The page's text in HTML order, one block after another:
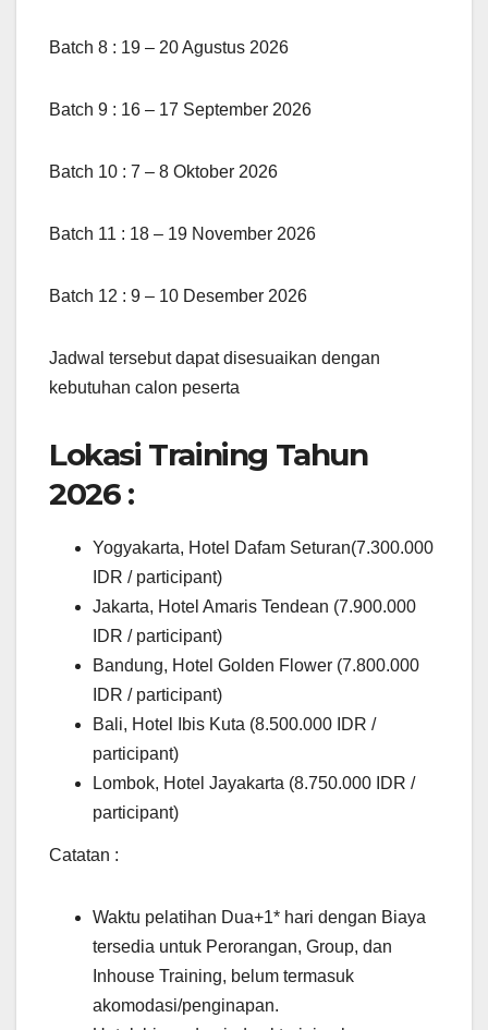
Batch 8 : 19 – 20 Agustus 2026
Batch 9 : 16 – 17 September 2026
Batch 10 : 7 – 8 Oktober 2026
Batch 11 : 18 – 19 November 2026
Batch 12 : 9 – 10 Desember 2026
Jadwal tersebut dapat disesuaikan dengan
kebutuhan calon peserta
Lokasi Training Tahun
2026 :
Yogyakarta, Hotel Dafam Seturan(7.300.000
IDR / participant)
Jakarta, Hotel Amaris Tendean (7.900.000
IDR / participant)
Bandung, Hotel Golden Flower (7.800.000
IDR / participant)
Bali, Hotel Ibis Kuta (8.500.000 IDR /
participant)
Lombok, Hotel Jayakarta (8.750.000 IDR /
participant)
Catatan :
Waktu pelatihan Dua+1* hari dengan Biaya
tersedia untuk Perorangan, Group, dan
Inhouse Training, belum termasuk
akomodasi/penginapan.